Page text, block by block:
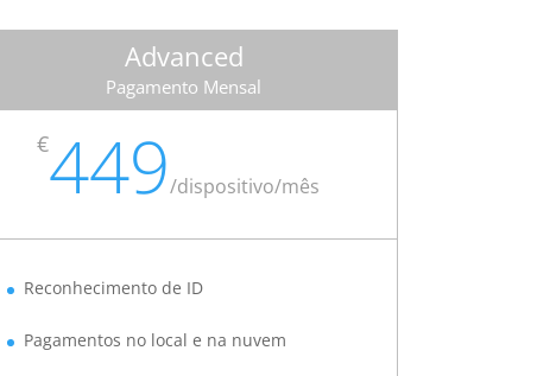
Advanced
Pagamento Mensal
€449/dispositivo/mês
Reconhecimento de ID
Pagamentos no local e na nuvem